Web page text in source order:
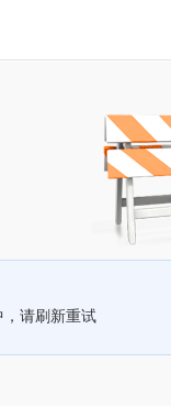
，请刷新重试